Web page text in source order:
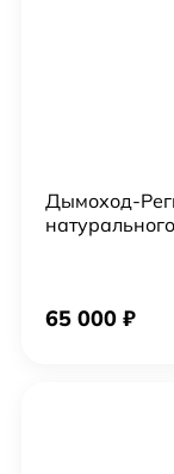
Дымоход-
65 000 ₽